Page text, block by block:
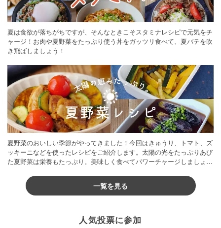
夏は食欲が落ちがちですが、そんなときこそスタミナレシピで元気をチ
ャージ！お肉や夏野菜をたっぷり使う丼をガッツリ食べて、夏バテを吹
き飛ばしましょう！
夏野菜のおいしい季節がやってきました！今回はきゅうり、トマト、ズ
ッキーニなどを使ったレシピをご紹介します。太陽の光をたっぷりあび
た夏野菜は栄養もたっぷり。美味しく食べてパワーチャージしましょう
一覧を見る
人気投票に参加